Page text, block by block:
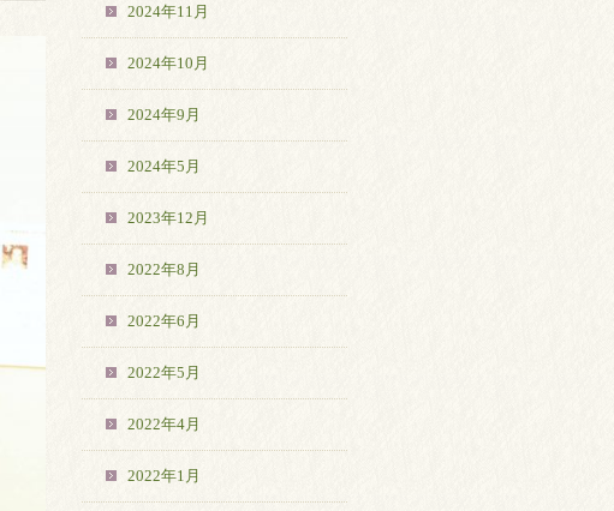
2024年11月
2024年10月
2024年9月
2024年5月
2023年12月
2022年8月
2022年6月
2022年5月
2022年4月
2022年1月